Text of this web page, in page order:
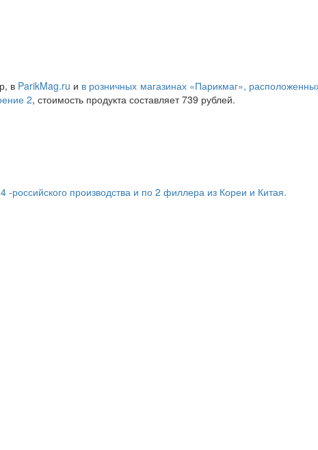
в ParikMag.ru и в розничных магазинах «Парикмаг»,
2, стоимость продукта составляет 739 рублей.
производства и по 2 филлера из Кореи и Китая.